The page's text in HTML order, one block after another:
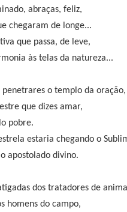
abraças, feliz,
chegaram de longe...
que passa, de leve,
às telas da natureza...
o templo da oração,
que dizes amar,
pobre.
estaria chegando o
apostolado divino.
dos tratadores de
homens do campo,